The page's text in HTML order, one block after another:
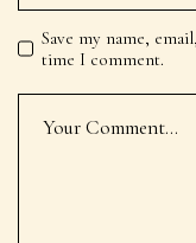
Save my name,
time I comment.